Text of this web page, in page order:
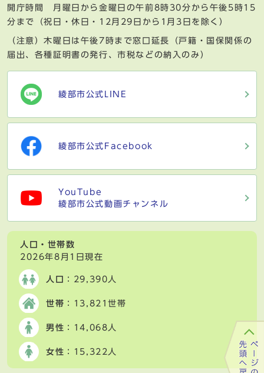
開庁時間 月曜日から金曜日の午前8時30分から午後5時15
分まで（祝日・休日・12月29日から1月3日を除く）
（注意）木曜日は午後7時まで窓口延長（戸籍・国保関係の
届出、各種証明書の発行、市税などの納入のみ）
綾部市公式LINE
綾部市公式Facebook
YouTube
綾部市公式動画チャンネル
人口・世帯数
2026年8月1日現在
人口 ：29,390人
世帯 ：13,821世帯
男性 ：14,068人
女性 ：15,322人